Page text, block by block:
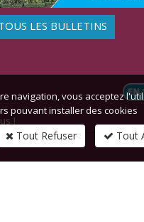
LES BULLETINS
!
navigation, vous acceptez
pouvant installer des cookies
Tout Refuser Tout